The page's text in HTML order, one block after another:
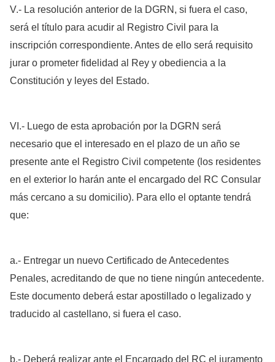
V.- La resolución anterior de la DGRN, si fuera el caso,
será el título para acudir al Registro Civil para la
inscripción correspondiente. Antes de ello será requisito
jurar o prometer fidelidad al Rey y obediencia a la
Constitución y leyes del Estado.
VI.- Luego de esta aprobación por la DGRN será
necesario que el interesado en el plazo de un año se
presente ante el Registro Civil competente (los residentes
en el exterior lo harán ante el encargado del RC Consular
más cercano a su domicilio). Para ello el optante tendrá
que:
a.- Entregar un nuevo Certificado de Antecedentes
Penales, acreditando de que no tiene ningún antecedente.
Este documento deberá estar apostillado o legalizado y
traducido al castellano, si fuera el caso.
b.- Deberá realizar ante el Encargado del RC el juramento